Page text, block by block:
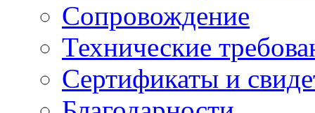
Сопровождение
Технические
Сертификаты и